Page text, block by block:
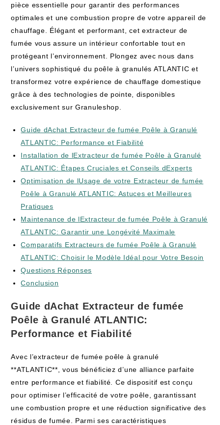
pièce essentielle pour garantir des performances
optimales et une combustion propre de votre appareil de
chauffage. Élégant et performant, cet extracteur de
fumée vous assure un intérieur confortable tout en
protégeant l’environnement. Plongez avec nous dans
l’univers sophistiqué du poêle à granulés ATLANTIC et
transformez votre expérience de chauffage domestique
grâce à des technologies de pointe, disponibles
exclusivement sur Granuleshop.
Guide dAchat Extracteur de fumée Poêle à Granulé
ATLANTIC: Performance et Fiabilité
Installation de lExtracteur de fumée Poêle à Granulé
ATLANTIC: Étapes Cruciales et Conseils dExperts
Optimisation de lUsage de votre Extracteur de fumée
Poêle à Granulé ATLANTIC: Astuces et Meilleures
Pratiques
Maintenance de lExtracteur de fumée Poêle à Granulé
ATLANTIC: Garantir une Longévité Maximale
Comparatifs Extracteurs de fumée Poêle à Granulé
ATLANTIC: Choisir le Modèle Idéal pour Votre Besoin
Questions Réponses
Conclusion
Guide dAchat Extracteur de fumée
Poêle à Granulé ATLANTIC:
Performance et Fiabilité
Avec l’extracteur de fumée poêle à granulé
**ATLANTIC**, vous bénéficiez d’une alliance parfaite
entre performance et fiabilité. Ce dispositif est conçu
pour optimiser l’efficacité de votre poêle, garantissant
une combustion propre et une réduction significative des
résidus de fumée. Parmi ses caractéristiques